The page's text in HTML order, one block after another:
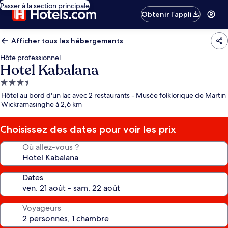
Passer à la section principale
Obtenir l’appli
Afficher tous les hébergements
Hôte professionnel
Hotel Kabalana
Hébergement
3.5 étoiles
Hôtel au bord d'un lac avec 2 restaurants - Musée folklorique de Martin
Wickramasinghe à 2,6 km
Choisissez des dates pour voir les prix
Où allez-vous ?
Dates
Voyageurs